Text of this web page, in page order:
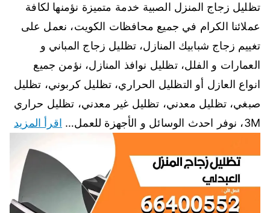
تظليل زجاج المنزل الصبية خدمة متميزة نؤمنها لكافة
عملائنا الكرام في جميع محافظات الكويت، نعمل على
تغييم زجاج شبابيك المنازل، تظليل زجاج المباني و
العمارات و الفلل، تظليل نوافذ المنازل، نؤمن جميع
انواع العازل أو التظليل الحراري، تظليل كربوني، تظليل
صبغي، تظليل معدني، تظليل غير معدني، تظليل حراري
3M، نوفر احدث الوسائل و الأجهزة للعمل…
اقرأ المزيد